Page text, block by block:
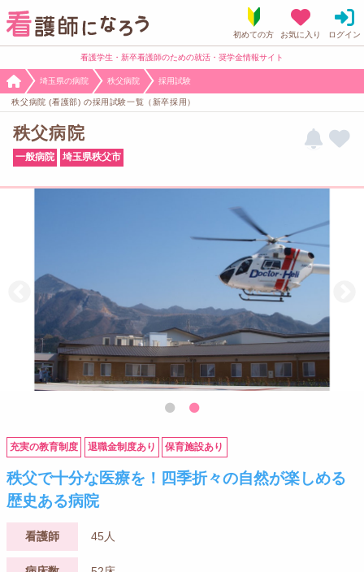
看護学生・新卒看護師のための就活・奨学金情報サイト
埼玉県の病院 秩父病院 採用試験
秩父病院 (看護部) の採用試験一覧（新卒採用）
秩父病院
一般病院 埼玉県秩父市
充実の教育制度 退職金制度あり 保育施設あり
秩父で十分な医療を！四季折々の自然が楽しめる
歴史ある病院
看護師 45人